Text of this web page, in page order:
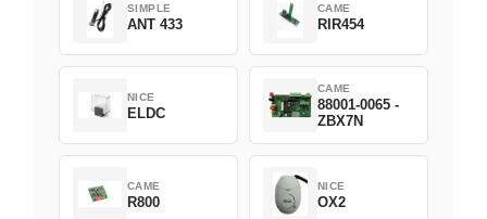
SIMPLE
ANT 433
CAME
RIR454
NICE
ELDC
CAME
88001-0065 -
ZBX7N
CAME
R800
NICE
OX2